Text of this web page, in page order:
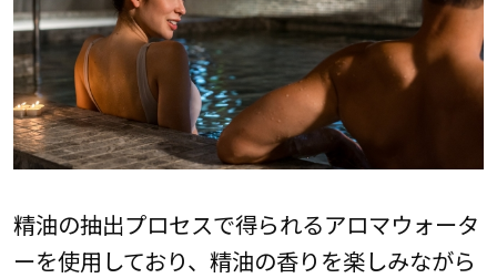
精油の抽出プロセスで得られるアロマウォータ
ーを使用しており、精油の香りを楽しみながら